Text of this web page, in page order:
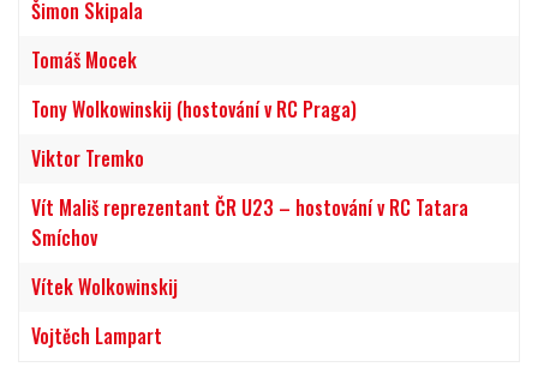
Šimon Skipala
Tomáš Mocek
Tony Wolkowinskij (hostování v RC Praga)
Viktor Tremko
Vít Mališ reprezentant ČR U23 – hostování v RC Tatara
Smíchov
Vítek Wolkowinskij
Vojtěch Lampart